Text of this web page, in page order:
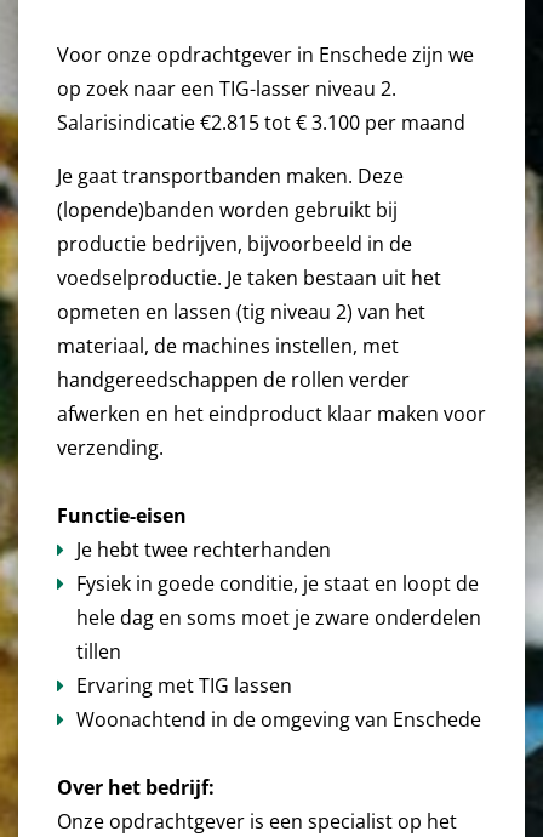
Voor onze opdrachtgever in Enschede zijn we
op zoek naar een TIG-lasser niveau 2.
Salarisindicatie €2.815 tot € 3.100 per maand
Je gaat transportbanden maken. Deze
(lopende)banden worden gebruikt bij
productie bedrijven, bijvoorbeeld in de
voedselproductie. Je taken bestaan uit het
opmeten en lassen (tig niveau 2) van het
materiaal, de machines instellen, met
handgereedschappen de rollen verder
afwerken en het eindproduct klaar maken voor
verzending.
Functie-eisen
Je hebt twee rechterhanden
Fysiek in goede conditie, je staat en loopt de
hele dag en soms moet je zware onderdelen
tillen
Ervaring met TIG lassen
Woonachtend in de omgeving van Enschede
Over het bedrijf:
Onze opdrachtgever is een specialist op het